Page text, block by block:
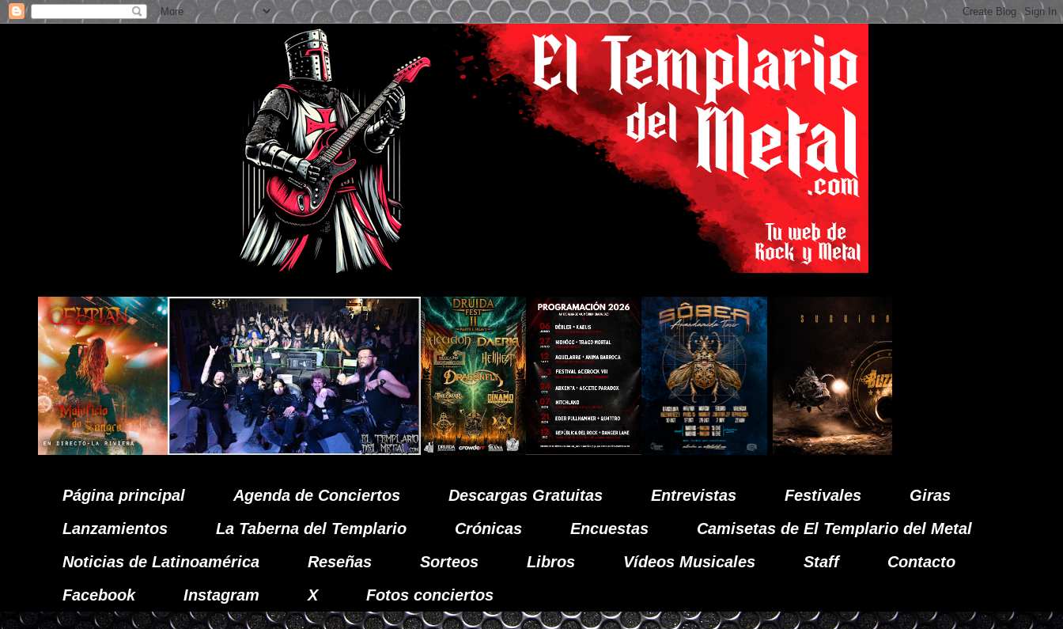
Página principal Agenda de Conciertos Descargas Gratuitas Entrevistas Festivales
Giras
Lanzamientos
La Taberna del Templario Crónicas Encuestas
Camisetas de El Templario del Metal
Noticias de Latinoamérica
Reseñas Sorteos Libros Vídeos Musicales Staff
Contacto
Facebook
Instagram X Fotos conciertos